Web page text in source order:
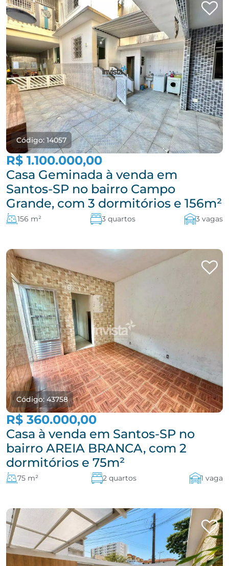
Código: 14057
R$ 1.100.000,00
Casa Geminada à venda em
Santos-SP no bairro Campo
Grande, com 3 dormitórios e 156m²
156 m² 3 quartos 3 vagas
Código: 43758
R$ 360.000,00
Casa à venda em Santos-SP no
bairro AREIA BRANCA, com 2
dormitórios e 75m²
75 m² 2 quartos 1 vaga